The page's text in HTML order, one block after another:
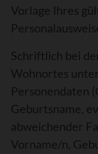
Vorlage Ihres
Schriftlich bei
Wohnortes
Personendaten
Geburtsname,
abweichender
Vorname/n,